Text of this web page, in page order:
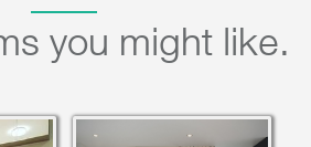
you might like.